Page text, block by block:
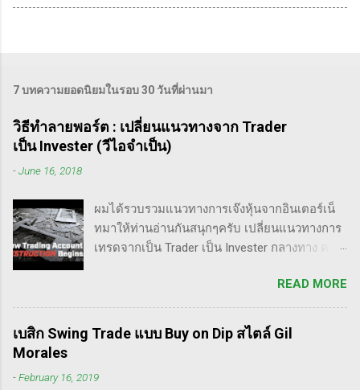
7 บทความยอดนิยมในรอบ 30 วันที่ผ่านมา
วิธีทำลายพอร์ต : เปลี่ยนแนวทางจาก Trader
เป็น Invester (วีไอจำเป็น)
-June 16, 2018
ผมได้รวบรวมแนวทางการเจ๊งหุ้นจากอินเตอร์เน็
ทมาให้ท่านอ่านกันสนุกๆครับ เปลี่ยนแนวทางการ
เทรดจากเป็น Trader เป็น Invester กลางทาง คลิป
เป็น Trader แล้วต่อมาก็เปลี่ยนใจอยากเป็น
Invester ไปซะงั้น เผื่อใครไม่เข้าใจ Trader คือ
ลักษณะการเทรดที่ ไม่ถือยาว ซื้อแล้วขายในระยะ
เวลาหนึ่ง ที่สำคัญความเป็นเทรดเดอร์คือ การ
ราคาร่วงถึง 10% ก็ต้องตัดขาดทุนตามระบบแล้ว
READ MORE
เบสิก Swing Trade แบบ Buy on Dip สไตล์ Gil
Morales
-February 16, 2019